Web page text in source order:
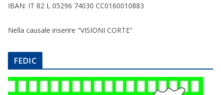
IBAN: IT 82 L 05296 74030 CC0160010883
Nella causale inserire "VISIONI CORTE"
FEDIC